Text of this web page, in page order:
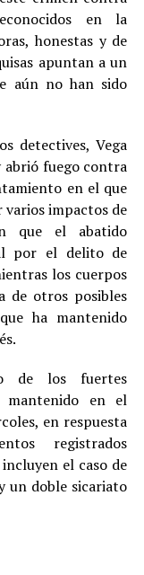
en la
honestas y de
apuntan a un
aún no han sido
detectives, Vega
abrió fuego contra
en el que
impactos de
que el abatido
por el delito de
los cuerpos
de otros posibles
ha mantenido
de los fuertes
mantenido en el
en respuesta
registrados
el caso de
un doble sicariato